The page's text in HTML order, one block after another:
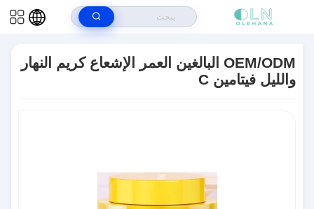
العمر الإشعاع كريم النهار والليل فيتامين COEM/ODM البالغين العمر الإشعاع كريم النهار
والليل فيتامين C